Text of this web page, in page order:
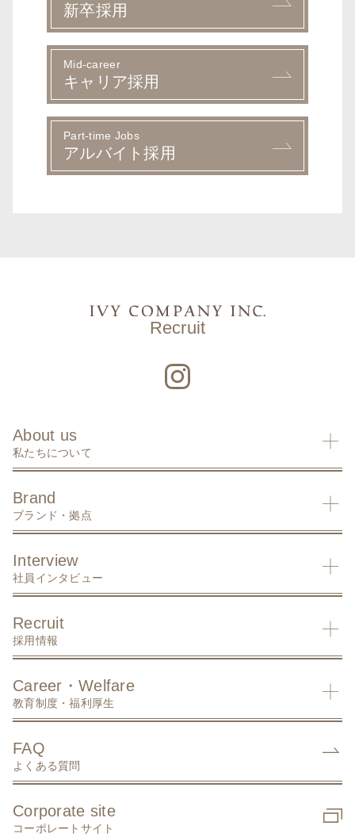
新卒採用
Mid-career
キャリア採用
Part-time Jobs
アルバイト採用
Recruit
About us
私たちについて
Brand
ブランド・拠点
Interview
社員インタビュー
Recruit
採用情報
Career・Welfare
教育制度・福利厚生
FAQ
よくある質問
Corporate site
コーポレートサイト